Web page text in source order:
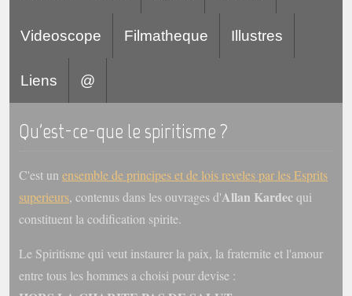
Videoscope Filmatheque Illustres
Liens @
Qu'est-ce-que le spiritisme ?
C'est un ensemble de principes et de lois reveles par les Esprits
superieurs, contenus dans les ouvrages d'Allan Kardecqui
constituent la codification spirite.
Le Spiritisme qui veut instaurer la paix, la fraternite et l'amour
entre tous les hommes a choisi pour devise :